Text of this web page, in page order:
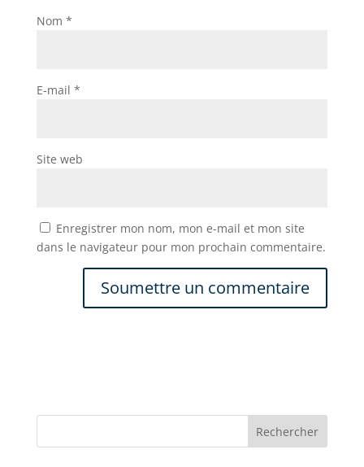
Nom *
E-mail *
Site web
Enregistrer mon nom, mon e-mail et mon site
dans le navigateur pour mon prochain commentaire.